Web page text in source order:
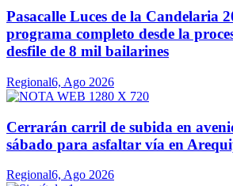
Pasacalle Luces de la Candelaria
programa completo desde la
desfile de 8 mil bailarines
Regional6, Ago 2026
Cerrarán carril de subida en
sábado para asfaltar vía en
Regional6, Ago 2026